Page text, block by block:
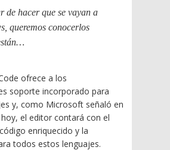
de hacer que se vayan a
queremos conocerlos
ofrece a los
soporte incorporado para
y, como Microsoft señaló en
el editor contará con el
enriquecido y la
todos estos lenguajes.